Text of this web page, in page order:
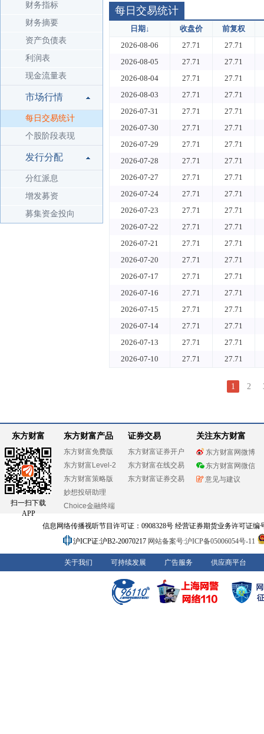
财务指标
财务摘要
资产负债表
利润表
现金流量表
市场行情
每日交易统计
个股阶段表现
发行分配
分红派息
增发募资
募集资金投向
每日交易统计
日期↓ 收盘价
前复权
2026-08-06
27.71
27.71
2026-08-05
27.71
27.71
2026-08-04
27.71
27.71
2026-08-03
27.71
27.71
2026-07-31
27.71
27.71
2026-07-30
27.71
27.71
2026-07-29
27.71
27.71
2026-07-28
27.71
27.71
2026-07-27
27.71
27.71
2026-07-24
27.71
27.71
2026-07-23
27.71
27.71
2026-07-22
27.71
27.71
2026-07-21
27.71
27.71
2026-07-20
27.71
27.71
2026-07-17
27.71
27.71
2026-07-16
27.71
27.71
2026-07-15
27.71
27.71
2026-07-14
27.71
27.71
2026-07-13
27.71
27.71
2026-07-10
27.71 27.71
1 2
东方财富
扫一扫下载
APP
东方财富产品
东方财富免费版
东方财富Level-2
东方财富策略版
妙想投研助理
Choice金融终端
证券交易
东方财富证券开户
东方财富在线交易
东方财富证券交易
关注东方财富
东方财富网微博
东方财富网微信
意见与建议
信息网络传播视听节目许可证：0908328号 经营证券期货业务许可证编
沪ICP证:沪B2-20070217 网站备案号:沪ICP备05006054号-11
关于我们 可持续发展 广告服务 供应商平台